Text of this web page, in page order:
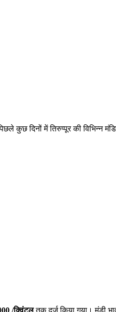
कुछ दिनों में तिरुप्पूर की विभिन्न